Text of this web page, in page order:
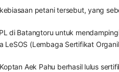
petani tersebut, yang
di Batangtoru untuk
LeSOS (Lembaga Sertifikat
Aek Pahu berhasil lulus